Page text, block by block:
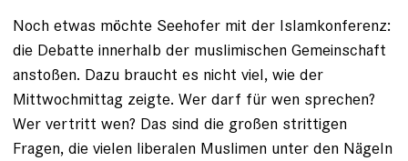
Noch etwas möchte Seehofer mit der Islamkonferenz:
die Debatte innerhalb der muslimischen Gemeinschaft
anstoßen. Dazu braucht es nicht viel, wie der
Mittwochmittag zeigte. Wer darf für wen sprechen?
Wer vertritt wen? Das sind die großen strittigen
Fragen, die vielen liberalen Muslimen unter den Nägeln